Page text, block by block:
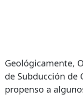
Geológicamente,
de Subducción de
propenso a